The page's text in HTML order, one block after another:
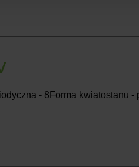
- 8Forma kwiatostanu